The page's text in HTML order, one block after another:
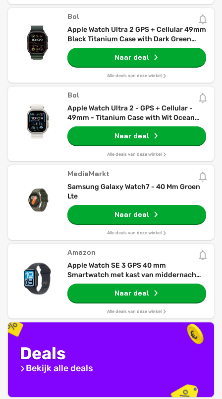
Bol
Apple Watch Ultra 2 GPS + Cellular 49mm
Black Titanium Case with Dark Green
Alpine Loop - Medium
Naar deal
Alle deals van deze winkel
Bol
Apple Watch Ultra 2 - GPS + Cellular -
49mm - Titanium Case with Wit Ocean
Band
Naar deal
Alle deals van deze winkel
MediaMarkt
Samsung Galaxy Watch7 - 40 Mm Groen
Lte
Naar deal
Alle deals van deze winkel
Amazon
Apple Watch SE 3 GPS 40 mm
Smartwatch met kast van middernacht
aluminium, middernacht sportbandje
(S/M). Conditie en slaap bijhouden,
hartslagmonitor, Always‑On display,
waterbestendig
Naar deal
Alle deals van deze winkel
Deals
Bekijk alle deals